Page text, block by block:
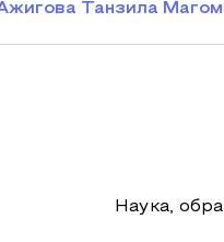
Танзила
Наука,